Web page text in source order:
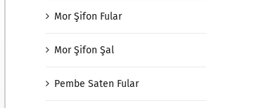
Mor Şifon Fular
Mor Şifon Şal
Pembe Saten Fular